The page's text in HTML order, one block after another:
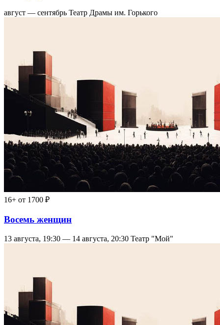
август — сентябрь Театр Драмы им. Горького
16+ от 1700 ₽
Восемь женщин
13 августа, 19:30 — 14 августа, 20:30 Театр "Мой"